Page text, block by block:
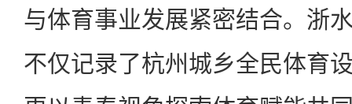
与体育事业发展紧密结合。浙
不仅记录了杭州城乡全民体育